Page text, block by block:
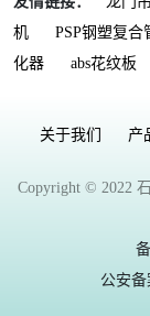
机
PSP钢塑复合
化器
abs花纹板
关于我们 产
Copyright © 2022
公安备